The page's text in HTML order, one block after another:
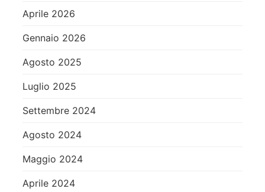
Aprile 2026
Gennaio 2026
Agosto 2025
Luglio 2025
Settembre 2024
Agosto 2024
Maggio 2024
Aprile 2024